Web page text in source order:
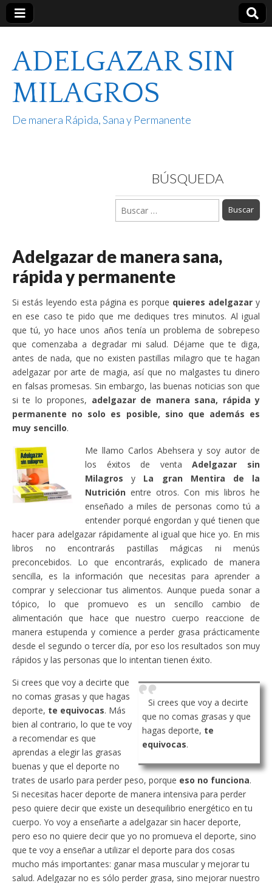
ADELGAZAR SIN
MILAGROS
De manera Rápida, Sana y Permanente
BÚSQUEDA
Buscar:
Adelgazar de manera sana,
rápida y permanente
Si estás leyendo esta página es porque quieres adelgazar y
en ese caso te pido que me dediques tres minutos. Al igual
que tú, yo hace unos años tenía un problema de sobrepeso
que comenzaba a degradar mi salud. Déjame que te diga,
antes de nada, que no existen pastillas milagro que te hagan
adelgazar por arte de magia, así que no malgastes tu dinero
en falsas promesas. Sin embargo, las buenas noticias son que
si te lo propones, adelgazar de manera sana, rápida y
permanente no solo es posible, sino que además es
muy sencillo.
Me llamo Carlos Abehsera y soy autor de
los éxitos de ventaAdelgazar sin
Milagros y La gran Mentira de la
Nutrición entre otros. Con mis libros he
enseñado a miles de personas como tú a
entender porqué engordan y qué tienen que
hacer para adelgazar rápidamente al igual que hice yo. En mis
libros no encontrarás pastillas mágicas ni menús
preconcebidos. Lo que encontrarás, explicado de manera
sencilla, es la información que necesitas para aprender a
comprar y seleccionar tus alimentos. Aunque pueda sonar a
tópico, lo que promuevo es un sencillo cambio de
alimentación que hace que nuestro cuerpo reaccione de
manera estupenda y comience a perder grasa prácticamente
desde el segundo o tercer día, por eso los resultados son muy
rápidos y las personas que lo intentan tienen éxito.
Si crees que voy a decirte
que no comas grasas y que
hagas deporte, te
equivocas.
Si crees que voy a decirte que
no comas grasas y que hagas
deporte, te equivocas. Más
bien al contrario, lo que te voy
a recomendar es que
aprendas a elegir las grasas
buenas y que el deporte no
trates de usarlo para perder peso, porque eso no funciona.
Si necesitas hacer deporte de manera intensiva para perder
peso quiere decir que existe un desequilibrio energético en tu
cuerpo. Yo voy a enseñarte a adelgazar sin hacer deporte,
pero eso no quiere decir que yo no promueva el deporte, sino
que te voy a enseñar a utilizar el deporte para dos cosas
mucho más importantes: ganar masa muscular y mejorar tu
salud. Adelgazar no es sólo perder grasa, sino mejorar nuestro